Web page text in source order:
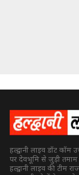
हल्द्वानी लाइव डॉट कॉम
पर देवभूमि से जुड़ी
हल्द्वानी लाइव की टीम